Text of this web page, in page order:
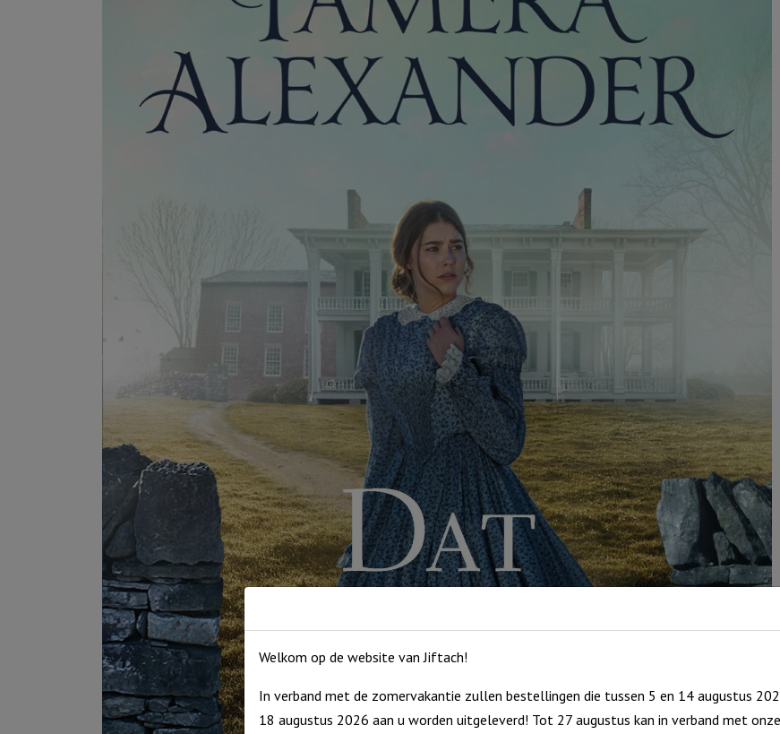
Welkom op de website van Jiftach!
In verband met de zomervakantie zullen bestellingen die tussen 5 en 14 augustus
18 augustus 2026 aan u worden uitgeleverd! Tot 27 augustus kan in verband met